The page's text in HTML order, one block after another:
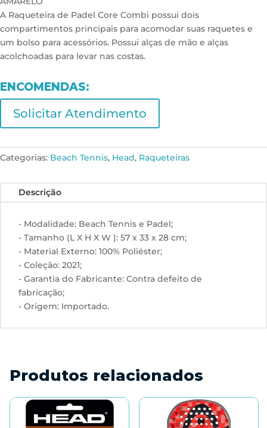
A Raqueteira de Padel Core Combi possui dois
compartimentos principais para acomodar suas raquetes e
um bolso para acessórios. Possui alças de mão e alças
acolchoadas para levar nas costas.
ENCOMENDAS:
Solicitar Atendimento
Categorias: Beach Tennis, Head, Raqueteiras
Descrição
- Modalidade: Beach Tennis e Padel;
- Tamanho (L X H X W ): 57 x 33 x 28 cm;
- Material Externo: 100% Poliéster;
- Coleção: 2021;
- Garantia do Fabricante: Contra defeito de
fabricação;
- Origem: Importado.
Produtos relacionados